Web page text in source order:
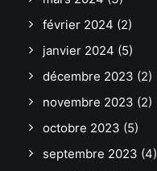
février 2024 (2)
janvier 2024 (5)
décembre 2023 (2)
novembre 2023 (2)
octobre 2023 (5)
septembre 2023 (4)